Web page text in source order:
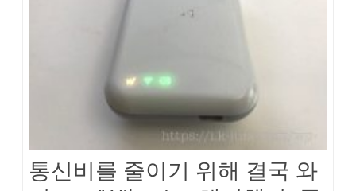
통신비를 줄이기 위해 결국 와